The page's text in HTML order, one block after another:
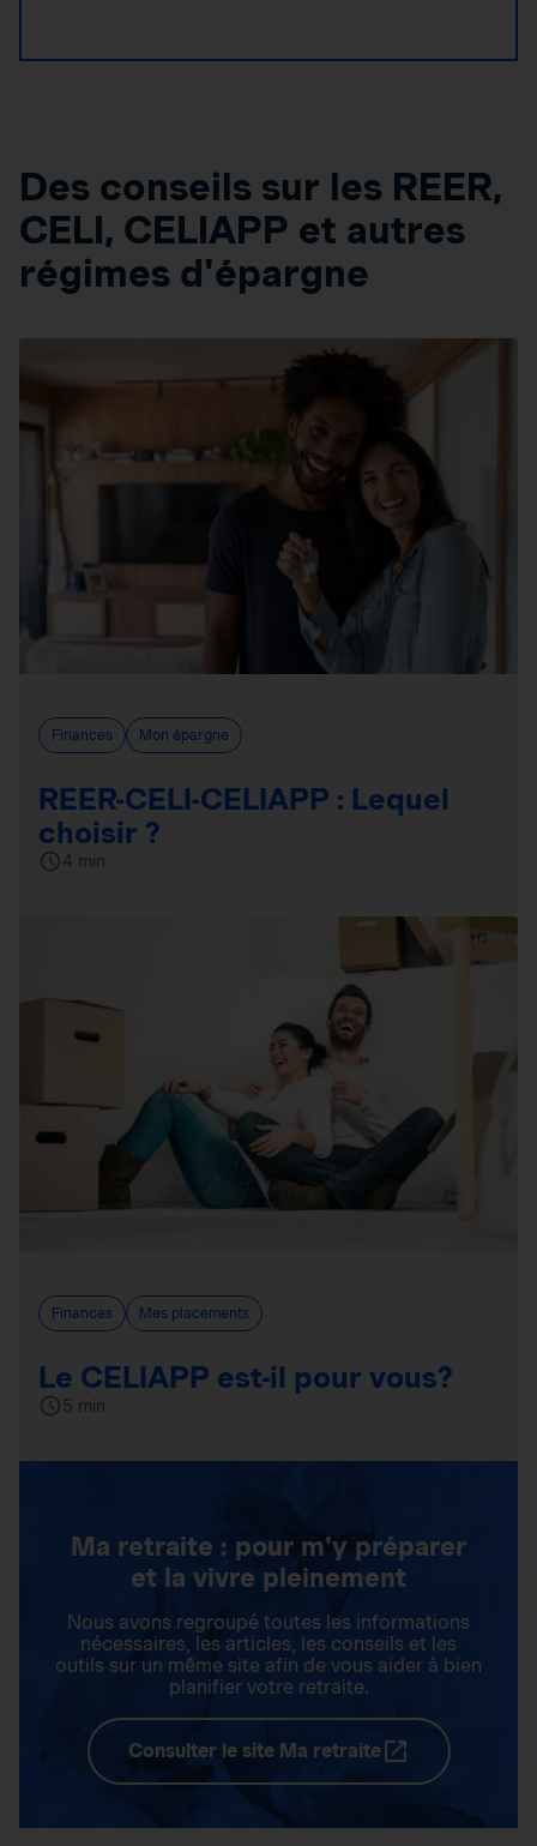
Des conseils sur les REER,
CELI, CELIAPP et autres
régimes d'épargne
Finances Mon épargne
REER-CELI-CELIAPP : Lequel
choisir ?
4 min
Finances Mes placements
Le CELIAPP est-il pour vous?
5 min
Ma retraite : pour m'y préparer
et la vivre pleinement
Nous avons regroupé toutes les informations
nécessaires, les articles, les conseils et les
outils sur un même site afin de vous aider à bien
planifier votre retraite.
Consulter le site Ma retraite